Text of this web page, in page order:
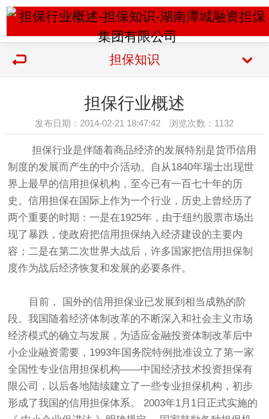
担保知识
担保行业概述
发布日期：2014-02-21 18:47:42 浏览次数： 1132
担保行业是伴随着商品经济的发展特别是货币信用
制度的发展而产生的中介活动。自从1840年瑞士出现世
界上最早的信用担保机构，至今已有一百七十年的历
史。信用担保在国际上作为一个行业，历史上曾经历了
两个重要的时期：一是在1925年，由于纽约股票市场出
现了暴跌，使政府把信用担保纳入经济建设的主要内
容；二是在第二次世界大战后，许多国家把信用担保制
度作为战后经济恢复和发展的必要条件。
目前， 国外的信用担保业已发展到相当成熟的阶
段。我国随着经济体制改革的不断深入和社会主义市场
经济模式的确立与发展，为适应金融投资体制改革后中
小企业融资需要，1993年国务院特例批准设立了第一家
全国性专业信用担保机构——中国经济技术投资担保有
限公司，以后各地陆续建立了一些专业担保机构，初步
形成了我国的信用担保体系。 2003年1月1日正式实施的